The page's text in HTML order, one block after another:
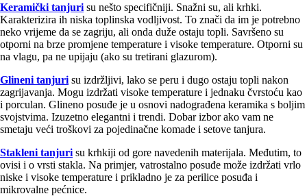
Keramički tanjuri su nešto specifičniji. Snažni su, ali krhki.
Karakterizira ih niska toplinska vodljivost. To znači da im je potrebno
neko vrijeme da se zagriju, ali onda duže ostaju topli. Savršeno su
otporni na brze promjene temperature i visoke temperature. Otporni su
na vlagu, pa ne upijaju (ako su tretirani glazurom).
Glineni tanjuri su izdržljivi, lako se peru i dugo ostaju topli nakon
zagrijavanja. Mogu izdržati visoke temperature i jednaku čvrstoću kao
i porculan. Glineno posuđe je u osnovi nadograđena keramika s boljim
svojstvima. Izuzetno elegantni i trendi. Dobar izbor ako vam ne
smetaju veći troškovi za pojedinačne komade i setove tanjura.
Stakleni tanjuri su krhkiji od gore navedenih materijala. Međutim, to
ovisi i o vrsti stakla. Na primjer, vatrostalno posuđe može izdržati vrlo
niske i visoke temperature i prikladno je za perilice posuđa i
mikrovalne pećnice.